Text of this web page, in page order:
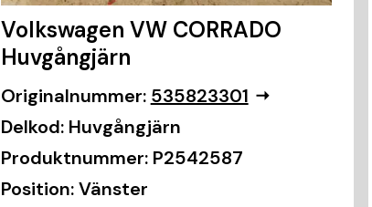
Volkswagen VW CORRADO
Huvgångjärn
Originalnummer: 535823301
Delkod: Huvgångjärn
Produktnummer: P2542587
Position: Vänster